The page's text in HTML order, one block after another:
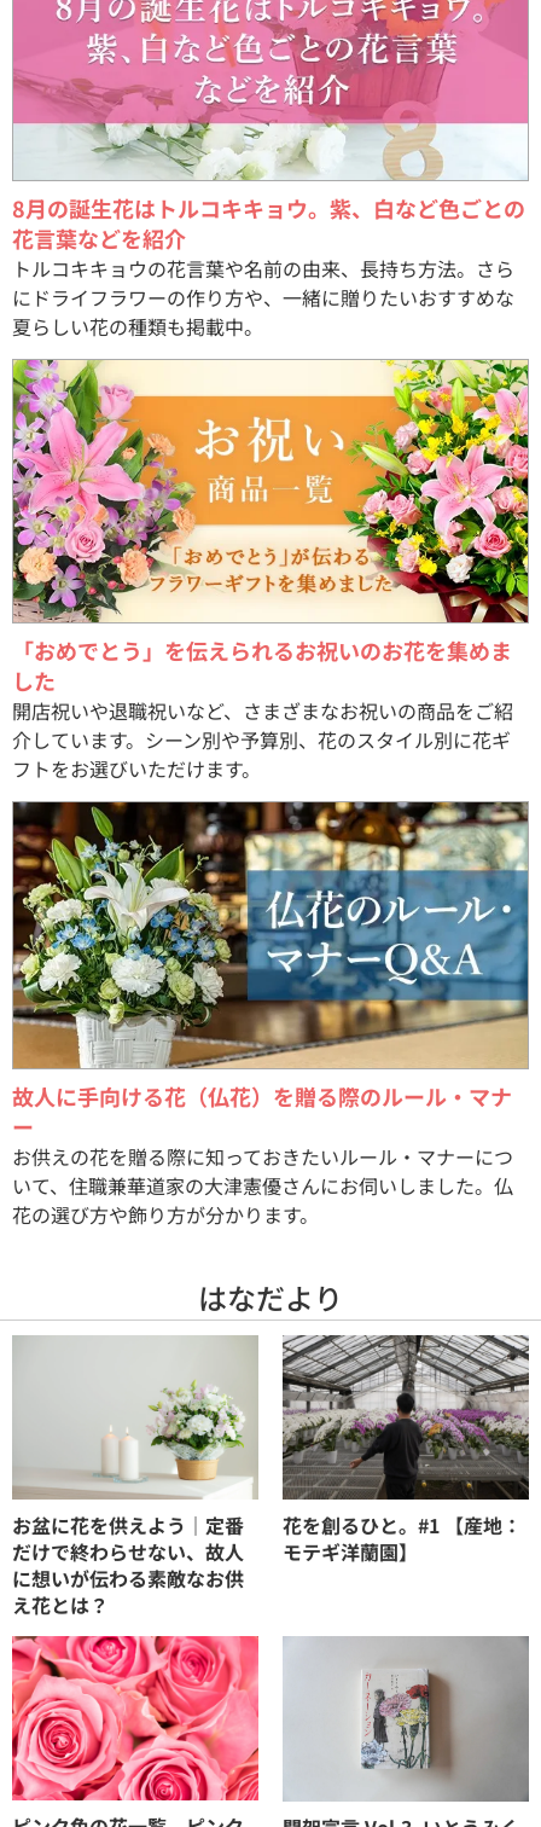
8月の誕生花はトルコキキョウ。紫、白など色ごとの
花言葉などを紹介
トルコキキョウの花言葉や名前の由来、長持ち方法。さら
にドライフラワーの作り方や、一緒に贈りたいおすすめな
夏らしい花の種類も掲載中。
「おめでとう」を伝えられるお祝いのお花を集めま
した
開店祝いや退職祝いなど、さまざまなお祝いの商品をご紹
介しています。シーン別や予算別、花のスタイル別に花ギ
フトをお選びいただけます。
故人に手向ける花（仏花）を贈る際のルール・マナ
ー
お供えの花を贈る際に知っておきたいルール・マナーにつ
いて、住職兼華道家の大津憲優さんにお伺いしました。仏
花の選び方や飾り方が分かります。
はなだより
お盆に花を供えよう｜定番
だけで終わらせない、故人
に想いが伝わる素敵なお供
え花とは？
花を創るひと。#1 【産地：
モテギ洋蘭園】